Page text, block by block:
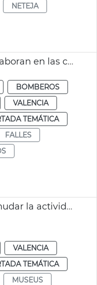
NETEJA
Bomberos València colaboran en las cremàs escolares
BOMBEROS
VALENCIA
TEMÁTICA
FALLES
CECOPAL acuerda reanudar la actividad escolar
VALENCIA
TEMÁTICA
MUSEUS